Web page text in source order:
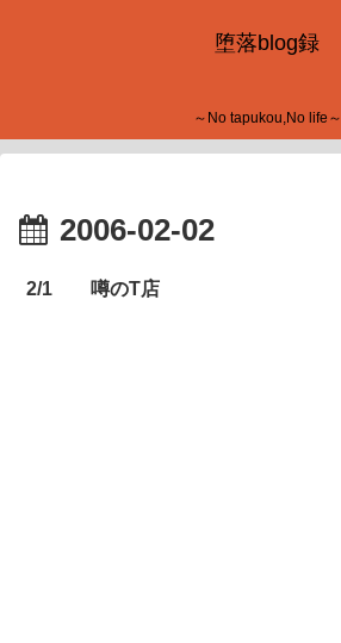
堕落blog録
～No tapukou,No life～
2006-02-02
2/1 噂のT店